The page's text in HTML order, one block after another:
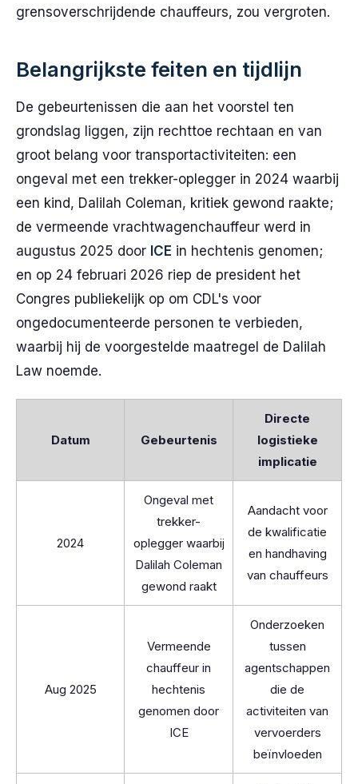
grensoverschrijdende chauffeurs, zou vergroten.
Belangrijkste feiten en tijdlijn
De gebeurtenissen die aan het voorstel ten
grondslag liggen, zijn rechttoe rechtaan en van
groot belang voor transportactiviteiten: een
ongeval met een trekker-oplegger in 2024 waarbij
een kind, Dalilah Coleman, kritiek gewond raakte;
de vermeende vrachtwagenchauffeur werd in
augustus 2025 door ICE in hechtenis genomen;
en op 24 februari 2026 riep de president het
Congres publiekelijk op om CDL's voor
ongedocumenteerde personen te verbieden,
waarbij hij de voorgestelde maatregel de Dalilah
Law noemde.
Datum Gebeurtenis
Directe
logistieke
implicatie
2024
Ongeval met
trekker-
oplegger waarbij
Dalilah Coleman
gewond raakt
Aandacht voor
de kwalificatie
en handhaving
van chauffeurs
Aug 2025
Vermeende
chauffeur in
hechtenis
genomen door
ICE
Onderzoeken
tussen
agentschappen
die de
activiteiten van
vervoerders
beïnvloeden